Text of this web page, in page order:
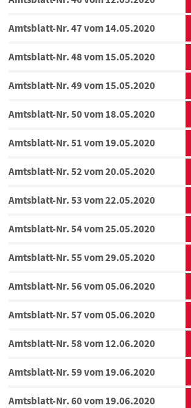
Amtsblatt-Nr. 47 vom 14.05.2020
Amtsblatt-Nr. 48 vom 15.05.2020
Amtsblatt-Nr. 49 vom 15.05.2020
Amtsblatt-Nr. 50 vom 18.05.2020
Amtsblatt-Nr. 51 vom 19.05.2020
Amtsblatt-Nr. 52 vom 20.05.2020
Amtsblatt-Nr. 53 vom 22.05.2020
Amtsblatt-Nr. 54 vom 25.05.2020
Amtsblatt-Nr. 55 vom 29.05.2020
Amtsblatt-Nr. 56 vom 05.06.2020
Amtsblatt-Nr. 57 vom 05.06.2020
Amtsblatt-Nr. 58 vom 12.06.2020
Amtsblatt-Nr. 59 vom 19.06.2020
Amtsblatt-Nr. 60 vom 19.06.2020